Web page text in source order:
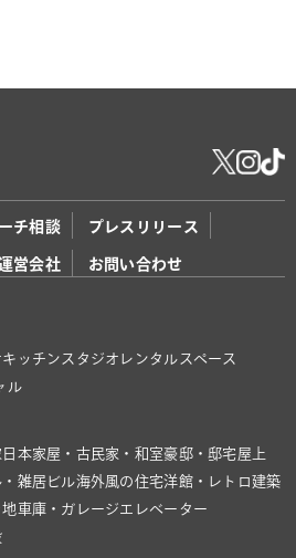
チ相談 プレスリリース
営会社
お問い合わせ
キッチンスタジオ レンタルスペース
ル
日本家屋・古民家・和室豪邸・邸宅屋上
雑居ビル海外風の住宅洋館・レトロ建築
車庫・ガレージ エレベーター